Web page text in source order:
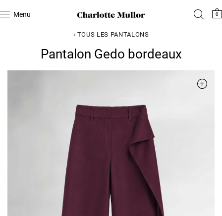
Menu 0
‹ TOUS LES PANTALONS
Pantalon Gedo bordeaux